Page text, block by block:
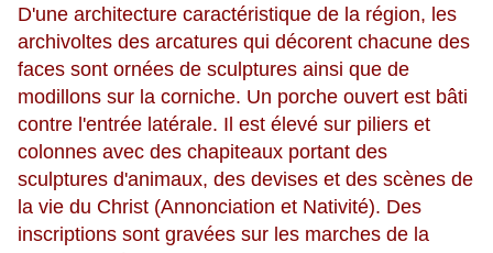
D'une architecture caractéristique de la région, les
archivoltes des arcatures qui décorent chacune des
faces sont ornées de sculptures ainsi que de
modillons sur la corniche. Un porche ouvert est bâti
contre l'entrée latérale. Il est élevé sur piliers et
colonnes avec des chapiteaux portant des
sculptures d'animaux, des devises et des scènes de
la vie du Christ (Annonciation et Nativité). Des
inscriptions sont gravées sur les marches de la